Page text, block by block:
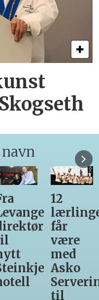
lærlinger
får
være
Asko
Servering